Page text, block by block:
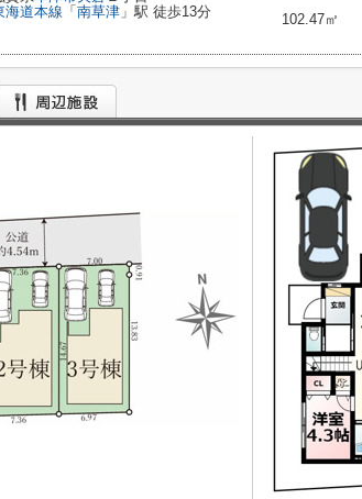
海道本線 「 南草津 」駅 徒歩13分
102.47㎡